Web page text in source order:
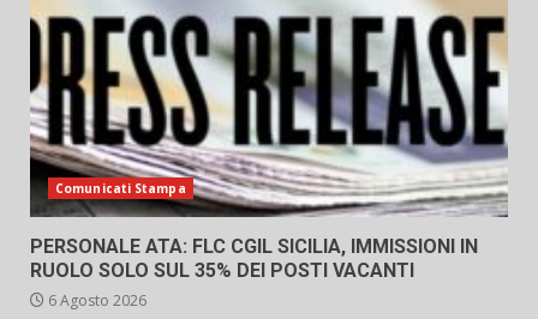
Comunicati Stampa
PERSONALE ATA: FLC CGIL SICILIA, IMMISSIONI IN
RUOLO SOLO SUL 35% DEI POSTI VACANTI
6 Agosto 2026